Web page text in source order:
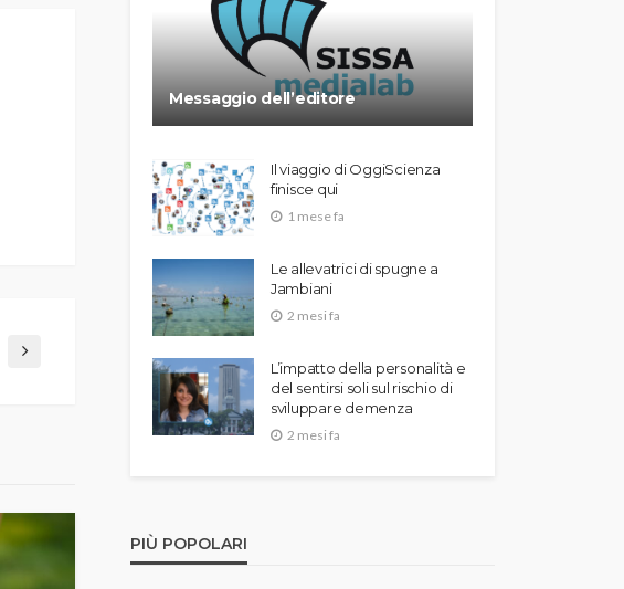
Messaggio dell’editore
Il viaggio di OggiScienza
finisce qui
1 mese fa
Le allevatrici di spugne a
Jambiani
2 mesi fa
L’impatto della personalità e
del sentirsi soli sul rischio di
sviluppare demenza
2 mesi fa
PIÙ POPOLARI